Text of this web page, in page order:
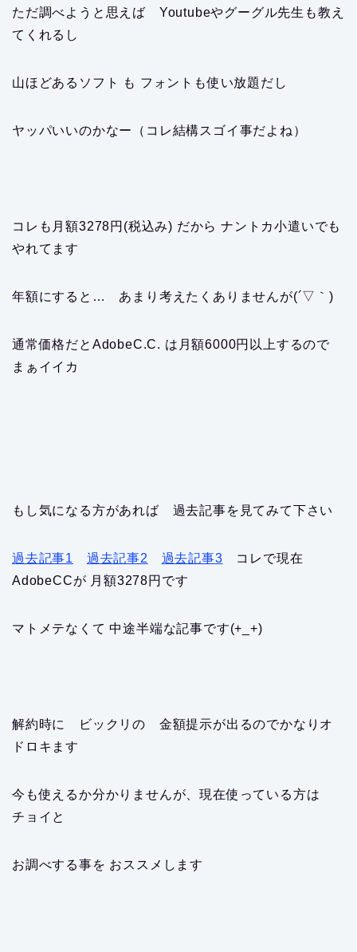
ただ調べようと思えば Youtubeやグーグル先生も教え
てくれるし
山ほどあるソフト も フォントも使い放題だし
ヤッパいいのかなー（コレ結構スゴイ事だよね）
コレも月額3278円(税込み) だから ナントカ小遣いでも
やれてます
年額にすると… あまり考えたくありませんが(´▽｀)
通常価格だとAdobeC.C. は月額6000円以上するので
まぁイイカ
もし気になる方があれば 過去記事を見てみて下さい
過去記事1 過去記事2 過去記事3 コレで現在
AdobeCCが 月額3278円です
マトメテなくて 中途半端な記事です(+_+)
解約時に ビックリの 金額提示が出るのでかなりオ
ドロキます
今も使えるか分かりませんが、現在使っている方は
チョイと
お調べする事を おススメします